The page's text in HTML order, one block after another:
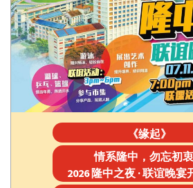
《缘起》
情系隆中，勿忘初衷
2026 隆中之夜 · 联谊晚宴